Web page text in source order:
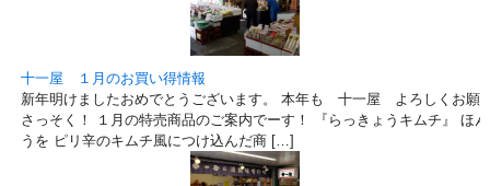
十一屋 １月のお買い得情報
新年明けましたおめでとうございます。 本年も 十一屋 よろしくお願
さっそく！ １月の特売商品のご案内でーす！ 『らっきょうキムチ』 ほ
うを ピリ辛のキムチ風につけ込んだ商 […]